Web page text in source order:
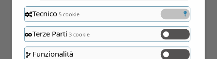
Tecnico5 cookie
Terze Parti 3 cookie
Funzionalità